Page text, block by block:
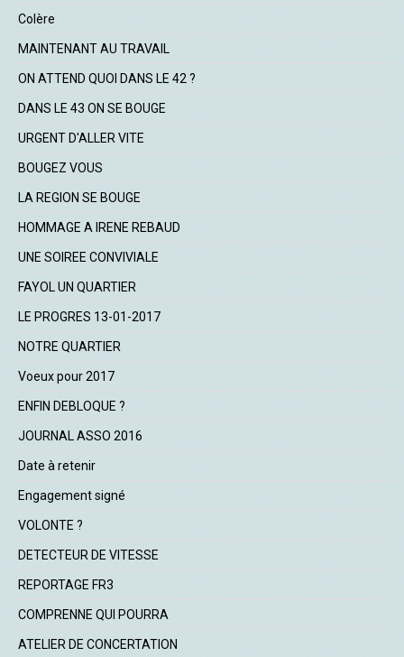
Colère
MAINTENANT AU TRAVAIL
ON ATTEND QUOI DANS LE 42 ?
DANS LE 43 ON SE BOUGE
URGENT D'ALLER VITE
BOUGEZ VOUS
LA REGION SE BOUGE
HOMMAGE A IRENE REBAUD
UNE SOIREE CONVIVIALE
FAYOL UN QUARTIER
LE PROGRES 13-01-2017
NOTRE QUARTIER
Voeux pour 2017
ENFIN DEBLOQUE ?
JOURNAL ASSO 2016
Date à retenir
Engagement signé
VOLONTE ?
DETECTEUR DE VITESSE
REPORTAGE FR3
COMPRENNE QUI POURRA
ATELIER DE CONCERTATION